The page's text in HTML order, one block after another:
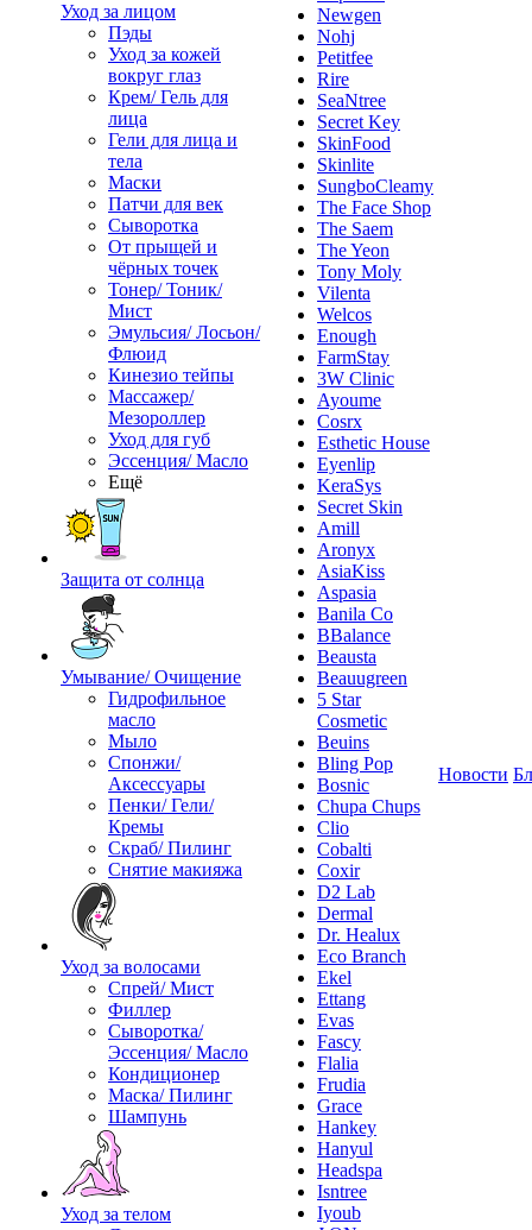
Уход за лицом
Пэды
Уход за кожей
вокруг глаз
Крем/ Гель для
лица
Гели для лица и
тела
Маски
Патчи для век
Сыворотка
От прыщей и
чёрных точек
Тонер/ Тоник/
Мист
Эмульсия/ Лосьон/
Флюид
Кинезио тейпы
Массажер/
Мезороллер
Уход для губ
Эссенция/ Масло
Ещё
Защита от солнца
Умывание/ Очищение
Гидрофильное
масло
Мыло
Спонжи/
Аксессуары
Пенки/ Гели/
Кремы
Скраб/ Пилинг
Снятие макияжа
Уход за волосами
Спрей/ Мист
Филлер
Сыворотка/
Эссенция/ Масло
Кондиционер
Маска/ Пилинг
Шампунь
Уход за телом
Newgen
Nohj
Petitfee
Rire
SeaNtree
Secret Key
SkinFood
Skinlite
SungboCleamy
The Face Shop
The Saem
The Yeon
Tony Moly
Vilenta
Welcos
Enough
FarmStay
3W Clinic
Ayoume
Cosrx
Esthetic House
Eyenlip
KeraSys
Secret Skin
Amill
Aronyx
AsiaKiss
Aspasia
Banila Co
BBalance
Beausta
Beauugreen
5 Star
Cosmetic
Beuins
Bling Pop
Bosnic
Chupa Chups
Clio
Cobalti
Coxir
D2 Lab
Dermal
Dr. Healux
Eco Branch
Ekel
Ettang
Evas
Fascy
Flalia
Frudia
Grace
Hankey
Hanyul
Headspa
Isntree
Iyoub
Новости